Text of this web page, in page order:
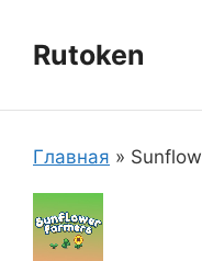
содержимому
Rutoken
Главная »